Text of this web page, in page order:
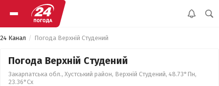
24 Канал Погода Верхній Студений
Погода Верхній Студений
Закарпатська обл., Хустський район, Верхній Студений, 48.73°Пн,
23.36°Сх